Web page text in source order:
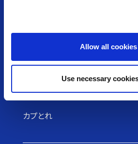
Allow all cookies
Use necessary
アミューズメント
CAPCOMIX ツカモ
e-Sports VR-X
カプとれ